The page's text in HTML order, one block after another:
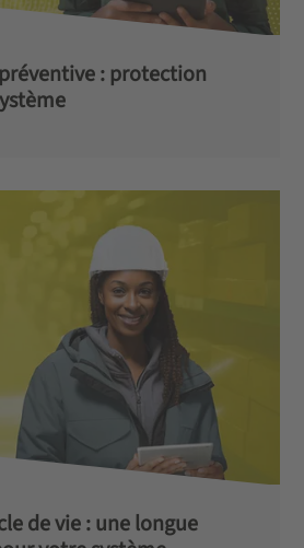
: protection
de vie : une longue